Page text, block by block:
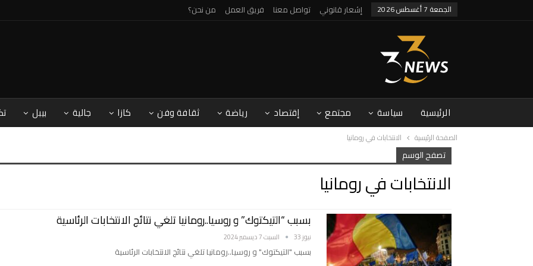
الجمعة 7 أغسطس 2026 إشعار قانوني تواصل معنا فريق العمل من نحن؟
الرئيسية سياسة مجتمع إقتصاد رياضة ثقافة وفن كازا جالية بيبل
الصفحة الرئيسية الانتخابات في رومانيا
تصفح الوسم
الانتخابات في رومانيا
بسبب “التيكتوك” و روسيا..رومانيا تلغي نتائج الانتخابات الرئاسية
نيوز 33 السبت 7 ديسمبر 2024
بسبب "التيكتوك" و روسيا..رومانيا تلغي نتائج الانتخابات الرئاسية